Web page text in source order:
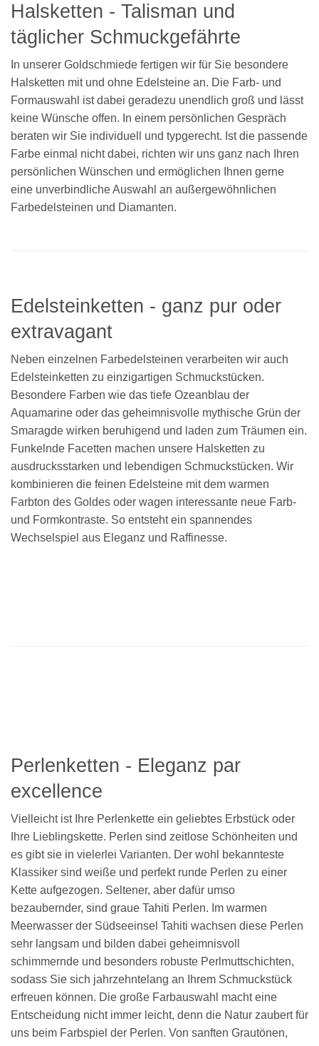
Halsketten - Talisman und
täglicher Schmuckgefährte
In unserer Goldschmiede fertigen wir für Sie besondere
Halsketten mit und ohne Edelsteine an. Die Farb- und
Formauswahl ist dabei geradezu unendlich groß und lässt
keine Wünsche offen. In einem persönlichen Gespräch
beraten wir Sie individuell und typgerecht. Ist die passende
Farbe einmal nicht dabei, richten wir uns ganz nach Ihren
persönlichen Wünschen und ermöglichen Ihnen gerne
eine unverbindliche Auswahl an außergewöhnlichen
Farbedelsteinen und Diamanten.
Edelsteinketten - ganz pur oder
extravagant
Neben einzelnen Farbedelsteinen verarbeiten wir auch
Edelsteinketten zu einzigartigen Schmuckstücken.
Besondere Farben wie das tiefe Ozeanblau der
Aquamarine oder das geheimnisvolle mythische Grün der
Smaragde wirken beruhigend und laden zum Träumen ein.
Funkelnde Facetten machen unsere Halsketten zu
ausdrucksstarken und lebendigen Schmuckstücken. Wir
kombinieren die feinen Edelsteine mit dem warmen
Farbton des Goldes oder wagen interessante neue Farb-
und Formkontraste. So entsteht ein spannendes
Wechselspiel aus Eleganz und Raffinesse.
Perlenketten - Eleganz par
excellence
Vielleicht ist Ihre Perlenkette ein geliebtes Erbstück oder
Ihre Lieblingskette. Perlen sind zeitlose Schönheiten und
es gibt sie in vielerlei Varianten. Der wohl bekannteste
Klassiker sind weiße und perfekt runde Perlen zu einer
Kette aufgezogen. Seltener, aber dafür umso
bezaubernder, sind graue Tahiti Perlen. Im warmen
Meerwasser der Südseeinsel Tahiti wachsen diese Perlen
sehr langsam und bilden dabei geheimnisvoll
schimmernde und besonders robuste Perlmuttschichten,
sodass Sie sich jahrzehntelang an Ihrem Schmuckstück
erfreuen können. Die große Farbauswahl macht eine
Entscheidung nicht immer leicht, denn die Natur zaubert für
uns beim Farbspiel der Perlen. Von sanften Grautönen,